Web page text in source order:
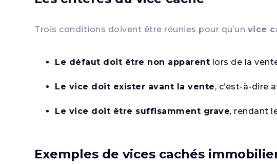
Trois conditions doivent être réunies pour qu’un vice
Le défaut doit être non apparent lors de la
Le vice doit exister avant la vente, c’est-à-dire
Le vice doit être suffisamment grave, rendant
Exemples de vices cachés